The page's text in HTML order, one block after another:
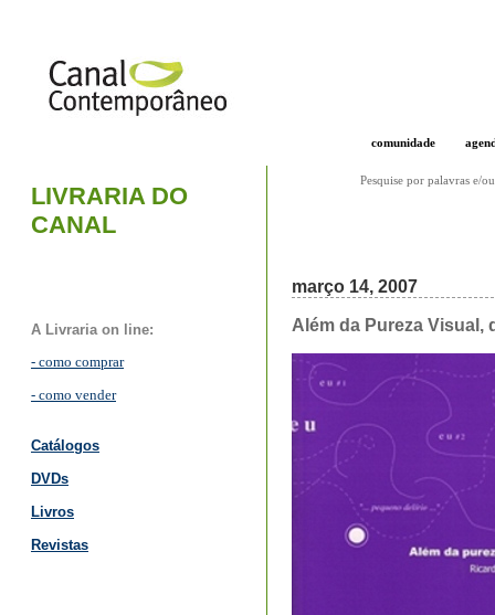
comunidade
LIVRARIA DO
CANAL
A Livraria on line:
- como comprar
- como vender
Catálogos
DVDs
Livros
Revistas
Pesquise por palavras e/
março 14, 2007
Além da Pureza Visual,